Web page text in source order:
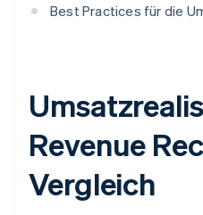
Best Practices für die
Revenue
Vergleich